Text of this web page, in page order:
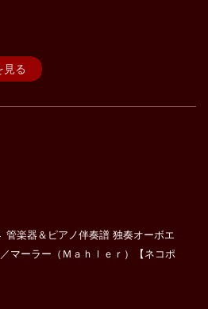
見る
管楽器＆ピアノ伴奏譜 独奏オーボエ
マーラー（Ｍａｈｌｅｒ）【ネコポ